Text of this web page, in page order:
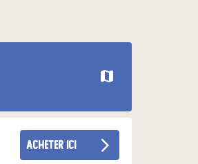
acheter ici